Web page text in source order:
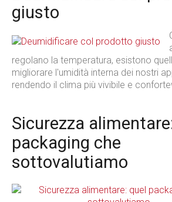
giusto
regolano la temperatura, esistono
migliorare l'umidità interna dei nostri
rendendo il clima più vivibile e
Sicurezza
packaging che
sottovalutiamo